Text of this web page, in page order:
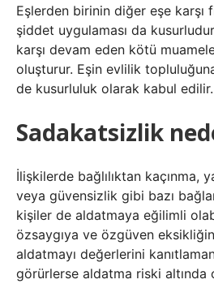
Eşlerden birinin diğer eşe
şiddet uygulaması da
karşı devam eden kötü
oluşturur. Eşin evlilik
de kusurluluk olarak kabul edilir.
Sadakatsizlik
İlişkilerde bağlılıktan kaçınma,
veya güvensizlik gibi bazı
kişiler de aldatmaya eğilimli
özsaygıya ve özgüven
aldatmayı değerlerini
görürlerse aldatma riski altında